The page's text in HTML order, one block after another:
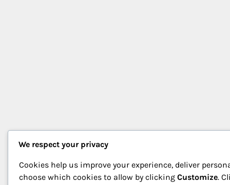
We respect your privacy
Cookies help us improve your experience, deliver
choose which cookies to allow by clicking Customize.